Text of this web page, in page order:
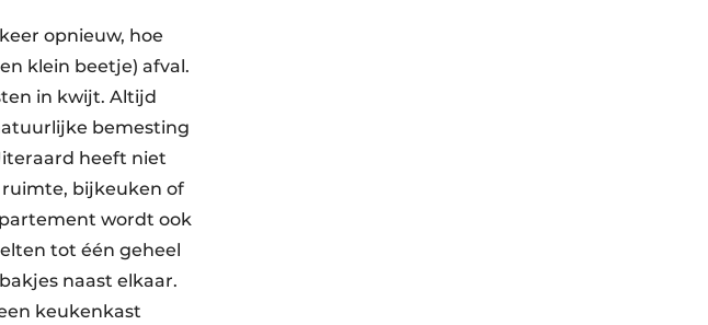
opnieuw, hoe
klein beetje) afval.
in kwijt. Altijd
bemesting
heeft niet
ruimte, bijkeuken of
wordt ook
tot één geheel
naast elkaar.
keukenkast